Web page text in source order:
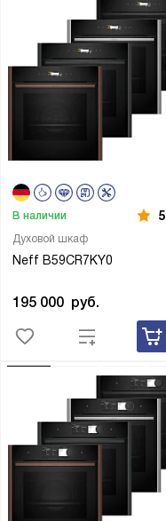
Духовой шкаф
Neff B59CR7KY0
В наличии 5
195 000 руб.